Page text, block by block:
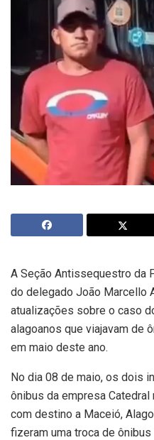
A Seção Antissequestro da
do delegado João Marcello
atualizações sobre o caso
alagoanos que viajavam de
em maio deste ano.
No dia 08 de maio, os dois
ônibus da empresa Catedral
com destino a Maceió,
fizeram uma troca de